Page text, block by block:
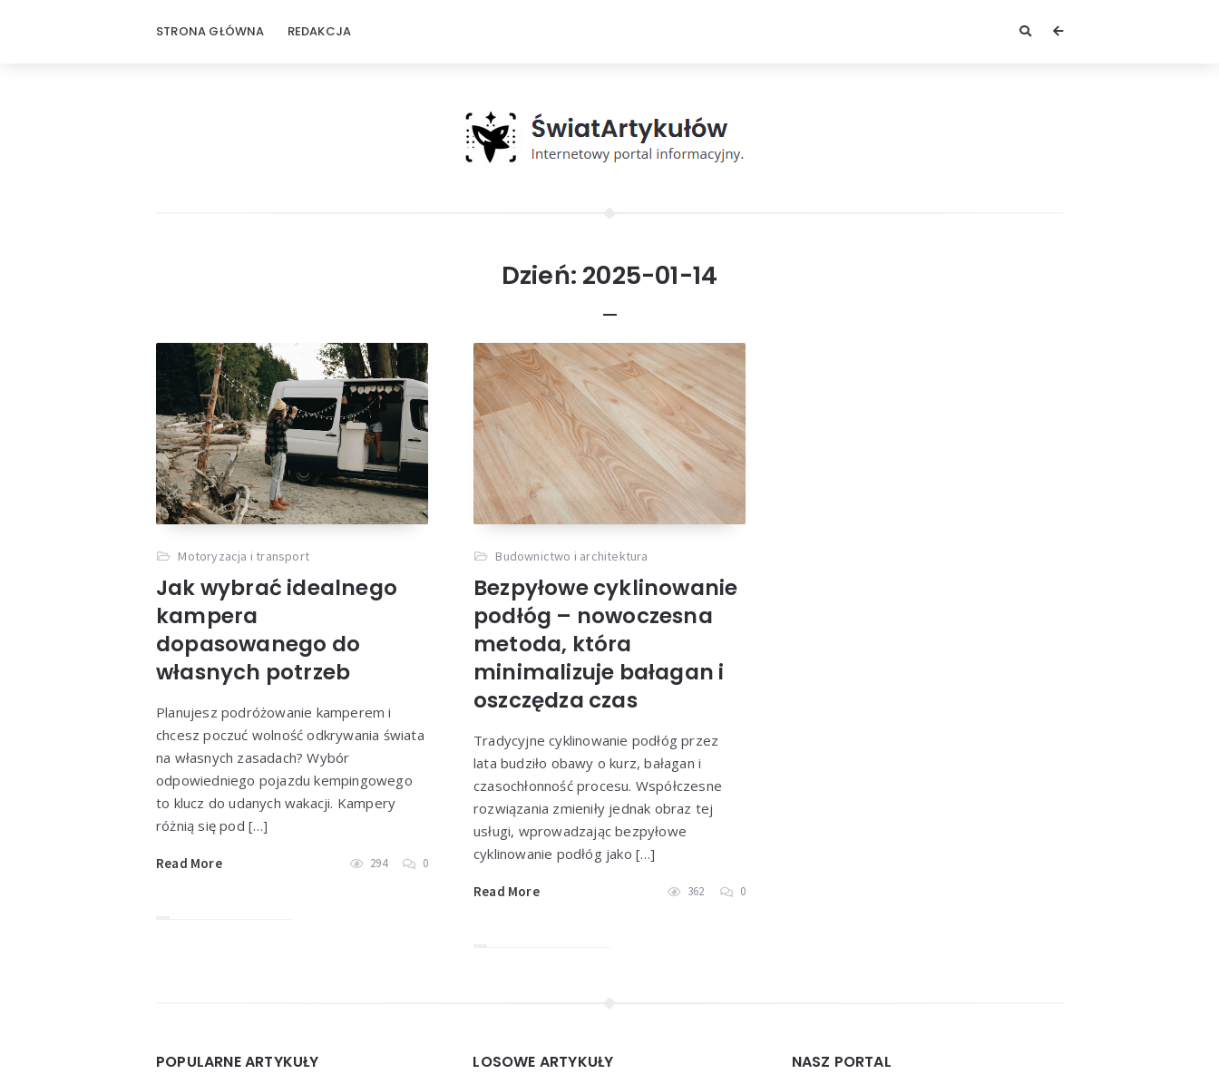
STRONA GŁÓWNA REDAKCJA
Dzień: 2025-01-14
Motoryzacja i transport
Jak wybrać idealnego
kampera
dopasowanego do
własnych potrzeb
Planujesz podróżowanie kamperem i
chcesz poczuć wolność odkrywania świata
na własnych zasadach? Wybór
odpowiedniego pojazdu kempingowego
to klucz do udanych wakacji. Kampery
różnią się pod […]
Read More 294 0
Budownictwo i architektura
Bezpyłowe cyklinowanie
podłóg – nowoczesna
metoda, która
minimalizuje bałagan i
oszczędza czas
Tradycyjne cyklinowanie podłóg przez
lata budziło obawy o kurz, bałagan i
czasochłonność procesu. Współczesne
rozwiązania zmieniły jednak obraz tej
usługi, wprowadzając bezpyłowe
cyklinowanie podłóg jako […]
Read More 362 0
POPULARNE ARTYKUŁY LOSOWE ARTYKUŁY NASZ PORTAL